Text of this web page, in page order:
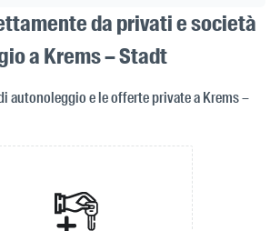
da privati e società
a Krems – Stadt
autonoleggio e le offerte private a Krems –